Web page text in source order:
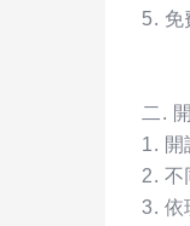
5. 免
二.
1. 開
2. 不
3. 依